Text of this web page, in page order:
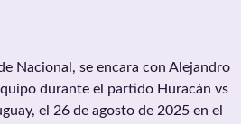
Nacional, se encara con Alejandro
durante el partido Huracán vs
el 26 de agosto de 2025 en el